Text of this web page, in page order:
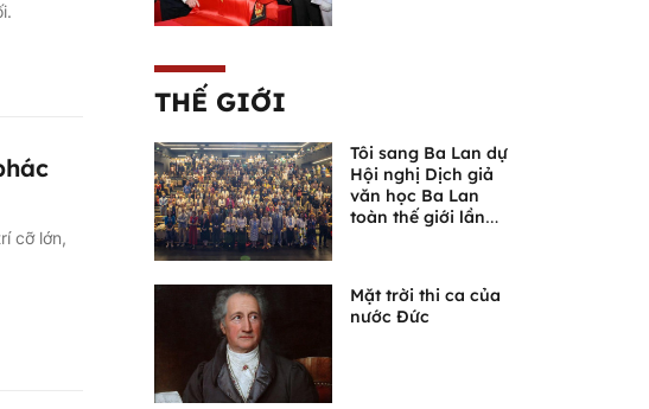
cỡ lớn,
THẾ GIỚI
Tôi sang Ba Lan dự
Hội nghị Dịch giả
văn học Ba Lan
toàn thế giới lần
Mặt trời thi ca của
nước Đức